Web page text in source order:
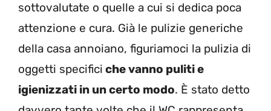
sottovalutate o quelle a cui si dedica poca
attenzione e cura. Già le pulizie generiche
della casa annoiano, figuriamoci la pulizia di
oggetti specifici che vanno puliti e
igienizzati in un certo modo. È stato detto